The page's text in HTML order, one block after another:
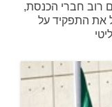
רשאים רוב חברי הכנסת,
את התפקיד על